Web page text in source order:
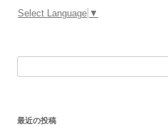
Select Language ▼
最近の投稿